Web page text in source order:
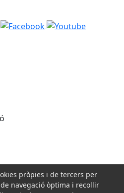
pròpies i de tercers per
navegació òptima i recollir